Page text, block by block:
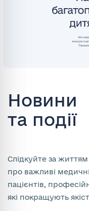
Новини
та події
Слідкуйте за
про важливі
пацієнтів,
які покращують